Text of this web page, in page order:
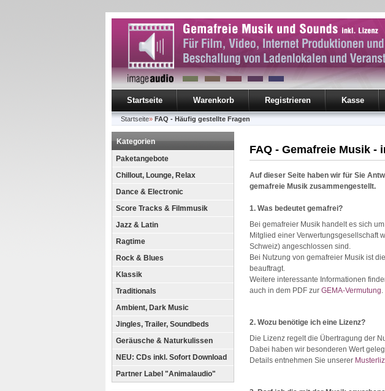
Startseite Warenkorb Registrieren Kasse
Startseite» FAQ - Häufig gestellte Fragen
Kategorien
Paketangebote
Chillout, Lounge, Relax
Dance & Electronic
Score Tracks & Filmmusik
Jazz & Latin
Ragtime
Rock & Blues
Klassik
Traditionals
Ambient, Dark Music
Jingles, Trailer, Soundbeds
Geräusche & Naturkulissen
NEU: CDs inkl. Sofort Download
Partner Label "Animalaudio"
FAQ - Gemafreie Musik -
Auf dieser Seite haben wir für Sie
gemafreie Musik zusammengestellt.
1. Was bedeutet gemafrei?
Bei gemafreier Musik handelt es sich
Mitglied einer Verwertungsgesellschaft
Schweiz) angeschlossen sind.
Bei Nutzung von gemafreier Musik ist
beauftragt.
Weitere interessante Informationen
auch in dem PDF zur GEMA-Vermutung.
2. Wozu benötige ich eine Lizenz?
Die Lizenz regelt die Übertragung der
Dabei haben wir besonderen Wert
Details entnehmen Sie unserer